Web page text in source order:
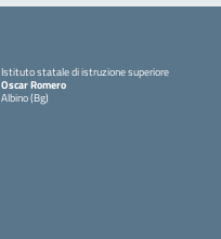
Istituto statale di istruzione superiore
Oscar Romero
Albino (Bg)